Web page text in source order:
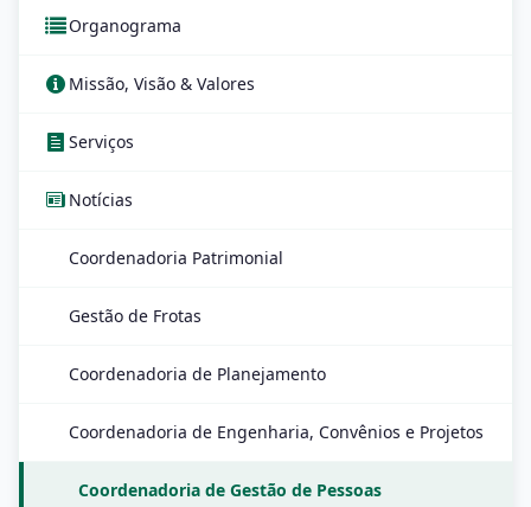
Organograma
Missão, Visão & Valores
Serviços
Notícias
Coordenadoria Patrimonial
Gestão de Frotas
Coordenadoria de Planejamento
Coordenadoria de Engenharia, Convênios e Projetos
Coordenadoria de Gestão de Pessoas